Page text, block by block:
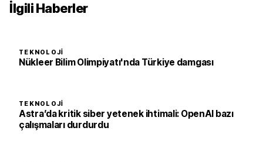
İlgili Haberler
TEKNOLOJI
Nükleer Bilim Olimpiyatı'nda Türkiye damgası
TEKNOLOJI
Astra’da kritik siber yetenek ihtimali: OpenAI bazı
çalışmaları durdurdu